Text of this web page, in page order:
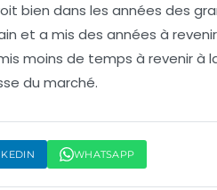
bien dans les années des
et a mis des années à
moins de temps à revenir à
du marché.
WHATSAPP